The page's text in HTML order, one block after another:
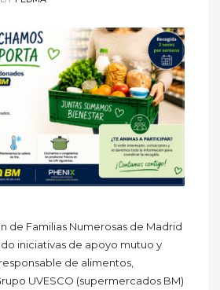
de Familias Numerosas de Madrid
iniciativas de apoyo mutuo y
de alimentos,
UVESCO (supermercados BM)